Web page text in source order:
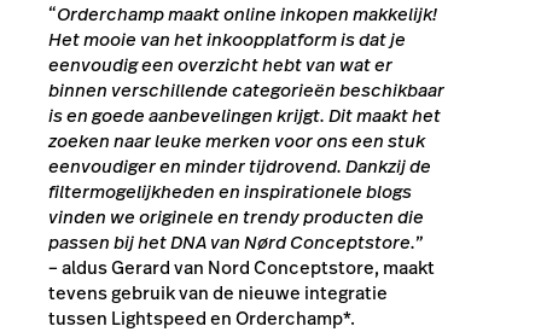
“Orderchamp maakt online inkopen makkelijk!
Het mooie van het inkoopplatform is dat je
eenvoudig een overzicht hebt van wat er
binnen verschillende categorieën beschikbaar
is en goede aanbevelingen krijgt. Dit maakt het
zoeken naar leuke merken voor ons een stuk
eenvoudiger en minder tijdrovend. Dankzij de
filtermogelijkheden en inspirationele blogs
vinden we originele en trendy producten die
passen bij het DNA van Nørd Conceptstore.”
– aldus Gerard van Nord Conceptstore, maakt
tevens gebruik van de nieuwe integratie
tussen Lightspeed en Orderchamp*.